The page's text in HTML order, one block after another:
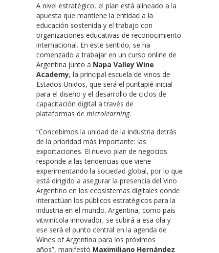
A nivel estratégico, el plan está alineado a la
apuesta que mantiene la entidad a la
educación sostenida y el trabajo con
organizaciones educativas de reconocimiento
internacional. En este sentido, se ha
comenzado a trabajar en un curso online de
Argentina junto a Napa Valley Wine
Academy, la principal escuela de vinos de
Estados Unidos, que será el puntapié inicial
para el diseño y el desarrollo de ciclos de
capacitación digital a través de
plataformas de microlearning.
“Concebimos la unidad de la industria detrás
de la prioridad más importante: las
exportaciones. El nuevo plan de negocios
responde a las tendencias que viene
experimentando la sociedad global, por lo que
está dirigido a asegurar la presencia del Vino
Argentino en los ecosistemas digitales donde
interactúan los públicos estratégicos para la
industria en el mundo. Argentina, como país
vitivinícola innovador, se subirá a esa ola y
ese será el punto central en la agenda de
Wines of Argentina para los próximos
años”, manifestó Maximiliano Hernández